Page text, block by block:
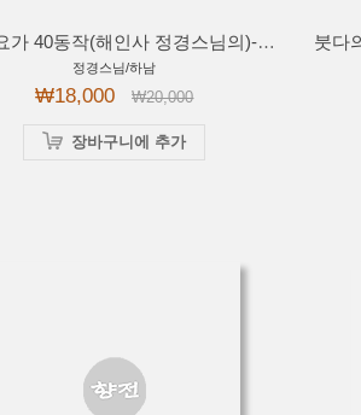
참선 요가 40동작(해인사 정경스님의)-비디오
정경스님/하남
₩18,000 ₩20,000
장바구니에 추가